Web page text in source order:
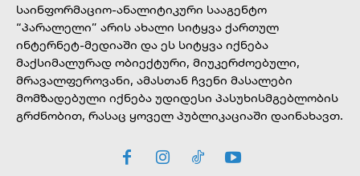
საინფორმაციო-ანალიტიკური სააგენტო
“პარალელი” არის ახალი სიტყვა ქართულ
ინტერნეტ-მედიაში და ეს სიტყვა იქნება
მაქსიმალურად ობიექტური, მიუკერძოებული,
მრავალფეროვანი, ამასთან ჩვენი მასალები
მომზადებული იქნება უდიდესი პასუხისმგებლობის
გრძნობით, რასაც ყოველ პუბლიკაციაში დაინახავთ.